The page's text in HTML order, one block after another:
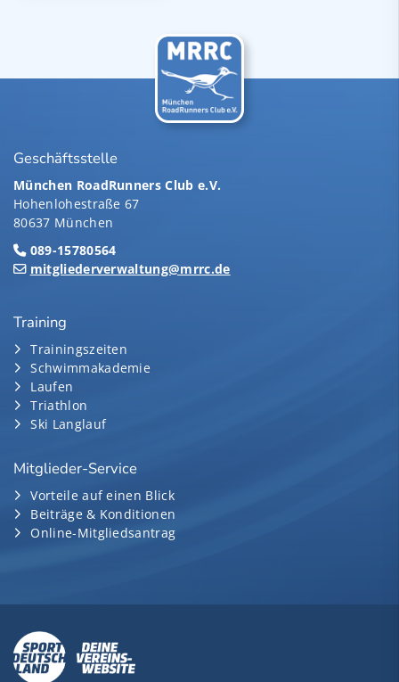
Geschäftsstelle
München RoadRunners Club e.V.
Hohenlohestraße 67
80637 München
089-15780564
mitgliederverwaltung@mrrc.de
Training
Trainingszeiten
Schwimmakademie
Laufen
Triathlon
Ski Langlauf
Mitglieder-Service
Vorteile auf einen Blick
Beiträge & Konditionen
Online-Mitgliedsantrag